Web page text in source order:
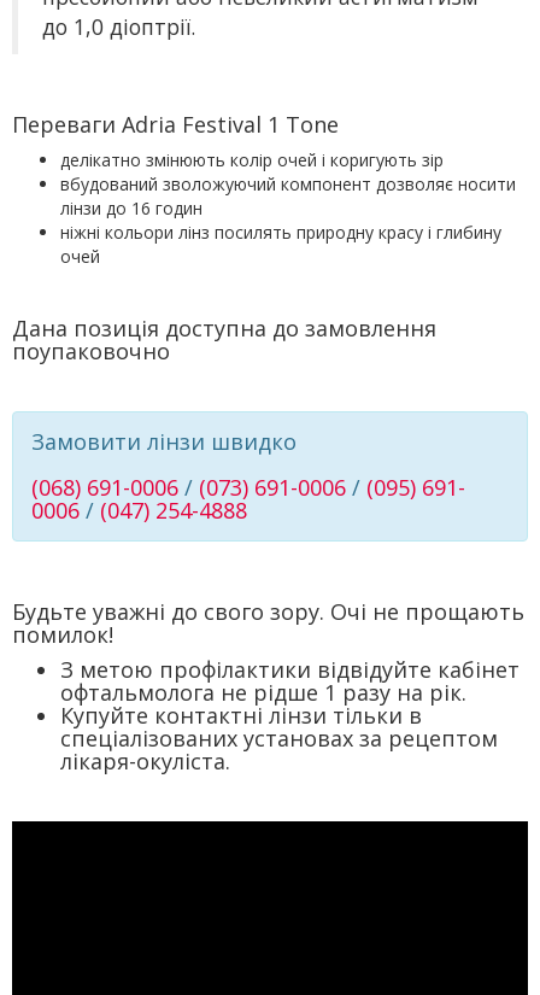
до 1,0 діоптрії.
Переваги Adria Festival 1 Tone
делікатно змінюють колір очей і коригують зір
вбудований зволожуючий компонент дозволяє носити
лінзи до 16 годин
ніжні кольори лінз посилять природну красу і глибину
очей
Дана позиція доступна до замовлення
поупаковочно
Замовити лінзи швидко
(068) 691-0006 / (073) 691-0006 / (095) 691-
0006 / (047) 254-4888
Будьте уважні до свого зору. Очі не прощають
помилок!
З метою профілактики відвідуйте кабінет
офтальмолога не рідше 1 разу на рік.
Купуйте контактні лінзи тільки в
спеціалізованих установах за рецептом
лікаря-окуліста.